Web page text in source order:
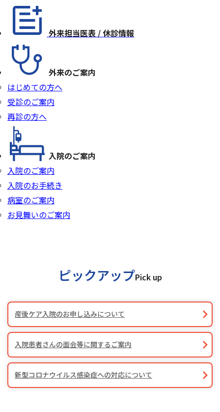
外来担当医表 / 休診情報
外来のご案内
はじめての方へ
受診のご案内
再診の方へ
入院のご案内
入院のご案内
入院のお手続き
病室のご案内
お見舞いのご案内
ピックアップPick up
産後ケア入院のお申し込みについて
入院患者さんの面会等に関するご案内
新型コロナウイルス感染症への対応について